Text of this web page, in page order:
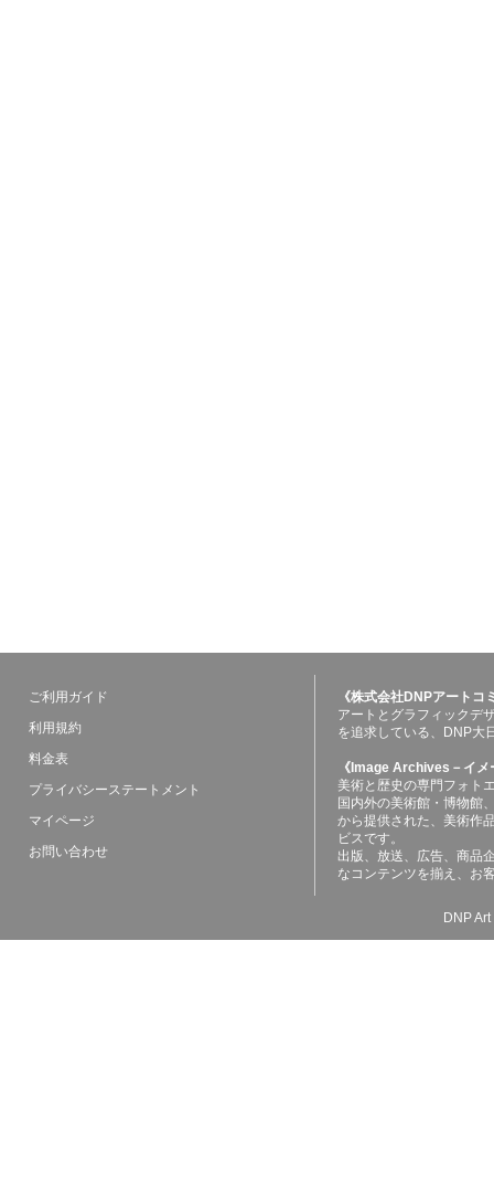
ご利用ガイド
利用規約
料金表
プライバシーステートメント
マイページ
お問い合わせ
《株式会社DNPアート
アートとグラフィックデ
を追求している、DNP大
《Image Archives－イ
美術と歴史の専門フォト
国内外の美術館・博物館
から提供された、美術作
ビスです。
出版、放送、広告、商品
なコンテンツを揃え、お
DNP